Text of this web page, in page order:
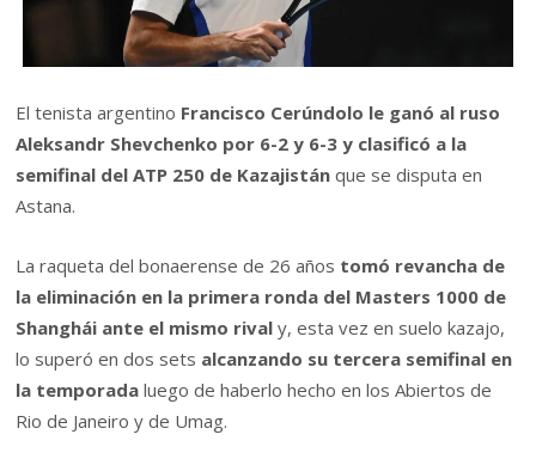
El tenista argentino Francisco Cerúndolo le ganó al ruso
Aleksandr Shevchenko por 6-2 y 6-3 y clasificó a la
semifinal del ATP 250 de Kazajistán que se disputa en
Astana.
La raqueta del bonaerense de 26 años tomó revancha de
la eliminación en la primera ronda del Masters 1000 de
Shanghái ante el mismo rivaly, esta vez en suelo kazajo,
lo superó en dos sets alcanzando su tercera semifinal en
la temporadaluego de haberlo hecho en los Abiertos de
Rio de Janeiro y de Umag.